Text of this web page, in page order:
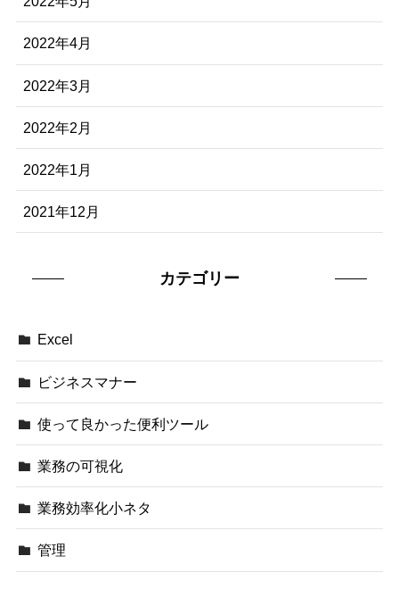
2022年4月
2022年3月
2022年2月
2022年1月
2021年12月
カテゴリー
Excel
ビジネスマナー
使って良かった便利ツール
業務の可視化
業務効率化小ネタ
管理